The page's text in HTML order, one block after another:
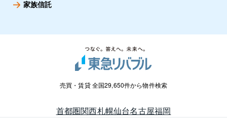
家族信託
売買・賃貸 全国29,650件から物件検索
首都圏関西札幌仙台名古屋福岡